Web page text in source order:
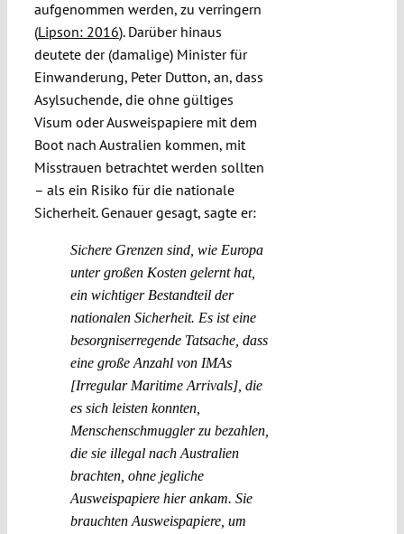
aufgenommen werden, zu verringern
(Lipson: 2016). Darüber hinaus
deutete der (damalige) Minister für
Einwanderung, Peter Dutton, an, dass
Asylsuchende, die ohne gültiges
Visum oder Ausweispapiere mit dem
Boot nach Australien kommen, mit
Misstrauen betrachtet werden sollten
– als ein Risiko für die nationale
Sicherheit. Genauer gesagt, sagte er:
Sichere Grenzen sind, wie Europa
unter großen Kosten gelernt hat,
ein wichtiger Bestandteil der
nationalen Sicherheit. Es ist eine
besorgniserregende Tatsache, dass
eine große Anzahl von IMAs
[Irregular Maritime Arrivals], die
es sich leisten konnten,
Menschenschmuggler zu bezahlen,
die sie illegal nach Australien
brachten, ohne jegliche
Ausweispapiere hier ankam. Sie
brauchten Ausweispapiere, um